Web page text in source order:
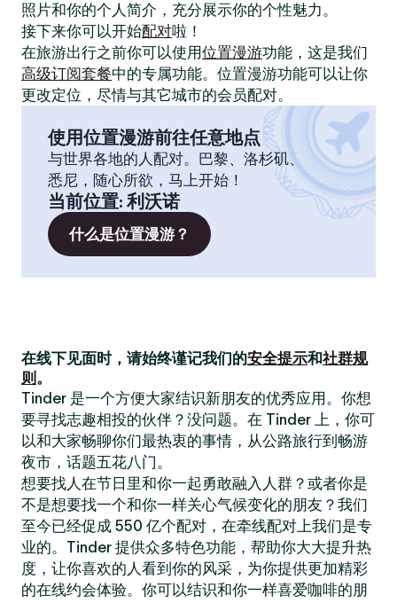
照片和你的个人简介，充分展示你的个性魅力。
接下来你可以开始配对啦！
在旅游出行之前你可以使用位置漫游功能，这是我们
高级订阅套餐中的专属功能。位置漫游功能可以让你
更改定位，尽情与其它城市的会员配对。
使用位置漫游前往任意地点
与世界各地的人配对。巴黎、洛杉矶、
悉尼，随心所欲，马上开始！
当前位置:利沃诺
什么是位置漫游？
在线下见面时，请始终谨记我们的安全提示和社群规
则 。
Tinder 是一个方便大家结识新朋友的优秀应用。你想
要寻找志趣相投的伙伴？没问题。在 Tinder 上，你可
以和大家畅聊你们最热衷的事情，从公路旅行到畅游
夜市，话题五花八门。
想要找人在节日里和你一起勇敢融入人群？或者你是
不是想要找一个和你一样关心气候变化的朋友？我们
至今已经促成 550 亿个配对，在牵线配对上我们是专
业的。Tinder 提供众多特色功能，帮助你大大提升热
度，让你喜欢的人看到你的风采，为你提供更加精彩
的在线约会体验。你可以结识和你一样喜爱咖啡的朋